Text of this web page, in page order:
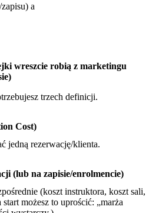
a
wreszcie robią z marketingu
trzech definicji.
Cost)
jedną rezerwację/klienta.
(lub na zapisie/enrolmencie)
(koszt instruktora, koszt sali,
możesz to uprościć: „marża